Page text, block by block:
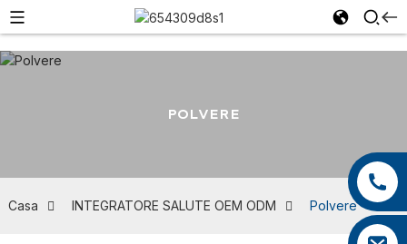
+86 13959222339
+86 0592 5599526
POLVERE
Casa INTEGRATORE SALUTE OEM ODM Polvere